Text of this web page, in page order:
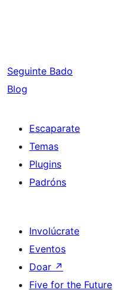
Seguinte Bado
Blog
Escaparate
Temas
Plugins
Padróns
Involúcrate
Eventos
Doar ↗
Five for the Future